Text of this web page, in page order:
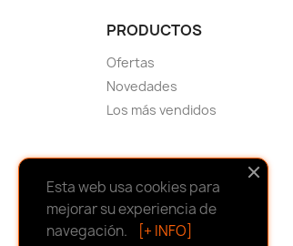
PRODUCTOS
Ofertas
Novedades
Los más vendidos
Esta web usa cookies para
mejorar su experiencia de
navegación.
[+ INFO]